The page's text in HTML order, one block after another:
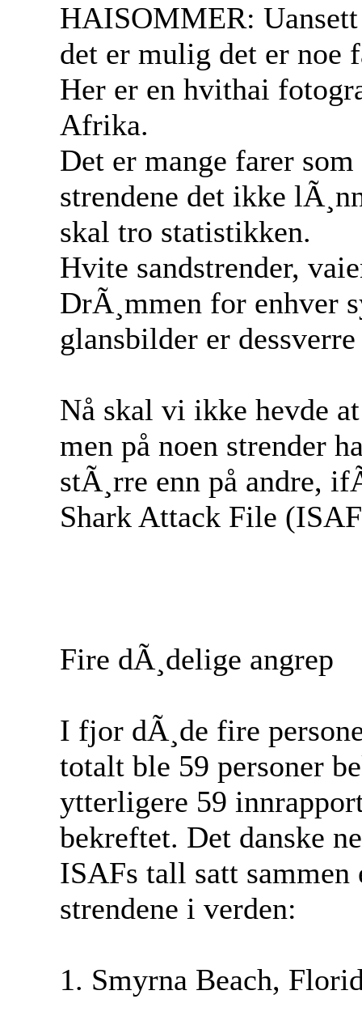
HAISOMMER:
det er mulig det er noe
Her er en hvithai
Afrika.
Det er mange farer
strendene det ikke
skal tro statistikken.
Hvite sandstrender,
DrÃ¸mmen for enhver
glansbilder er
Nå skal vi ikke hevde
men på noen strender
stÃ¸rre enn på andre,
Shark Attack File
Fire dÃ¸delige angrep
I fjor dÃ¸de fire
totalt ble 59 personer
ytterligere 59
bekreftet. Det danske
ISAFs tall satt
strendene i verden:
1. Smyrna Beach,